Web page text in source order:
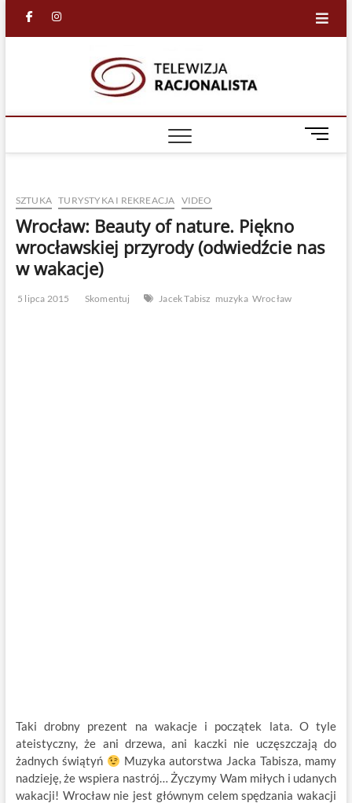
facebook
in
M
e
t
SZTUKA TURYSTYKA I REKREACJA VIDEO
Wrocław: Beauty of nature. Piękno
wrocławskiej przyrody (odwiedźcie nas
w wakacje)
5 lipca 2015 Skomentuj Jacek Tabisz muzyka Wrocław
Taki drobny prezent na wakacje i początek lata. O tyle
ateistyczny, że ani drzewa, ani kaczki nie uczęszczają do
żadnych świątyń
Muzyka autorstwa Jacka Tabisza, mamy
nadzieję, że wspiera nastrój… Życzymy Wam miłych i udanych
wakacji! Wrocław nie jest głównym celem spędzania wakacji